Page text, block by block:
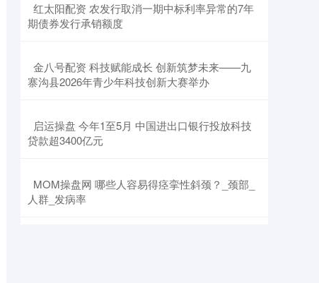
​红太阳配资 农发行取消一期中标利率异常的7年
期债券发行承销额度
​金八号配资 科技赋能成长 创新筑梦未来——九
寨沟县2026年青少年科技创新大赛举办
​启运操盘 今年1至5月 中国进出口银行投放科技
贷款超3400亿元
​MOM操盘网 哪些人容易得痉挛性斜颈？_颈部_
人群_发病率